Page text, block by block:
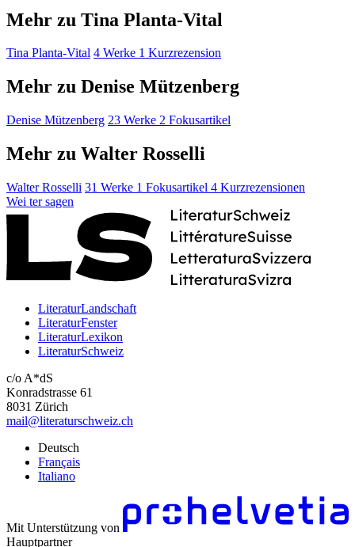
Mehr zu Tina Planta-Vital
Tina Planta-Vital 4 Werke 1 Kurzrezension
Mehr zu Denise Mützenberg
Denise Mützenberg 23 Werke 2 Fokusartikel
Mehr zu Walter Rosselli
Walter Rosselli 31 Werke 1 Fokusartikel 4 Kurzrezensionen
Wei ter sagen
LiteraturLandschaft
LiteraturFenster
LiteraturLexikon
LiteraturSchweiz
c/o A*dS
Konradstrasse 61
8031 Zürich
mail@literaturschweiz.ch
Deutsch
Français
Italiano
Mit Unterstützung von
Hauptpartner